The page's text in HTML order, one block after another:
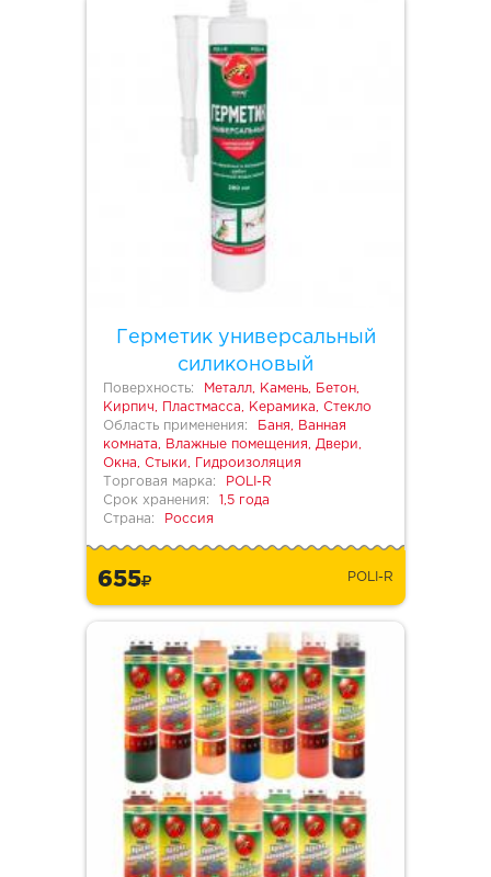
Герметик универсальный
силиконовый
Поверхность:
Металл, Камень, Бетон,
Кирпич, Пластмасса, Керамика, Стекло
Область применения:
Баня, Ванная
комната, Влажные помещения, Двери,
Окна, Стыки, Гидроизоляция
Торговая марка:
POLI-R
Срок хранения:
1,5 года
Страна:
Россия
655 POLI-R